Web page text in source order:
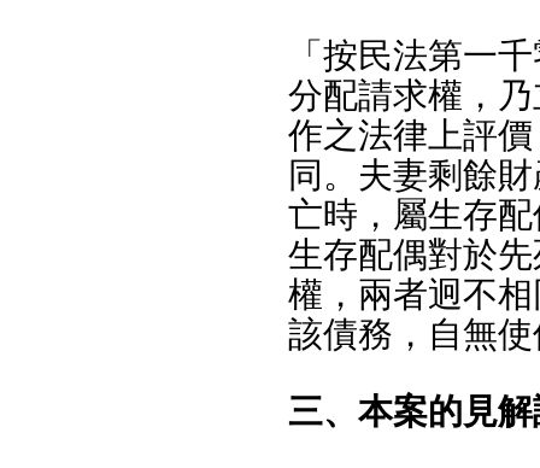
「按民法第一
分配請求權，
作之法律上評
同。夫妻剩餘
亡時，屬生存
生存配偶對於
權，兩者迥不
該債務，自無
三、本案的見